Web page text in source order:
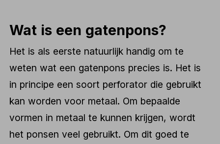
Wat is een gatenpons?
Het is als eerste natuurlijk handig om te
weten wat een gatenpons precies is. Het is
in principe een soort perforator die gebruikt
kan worden voor metaal. Om bepaalde
vormen in metaal te kunnen krijgen, wordt
het ponsen veel gebruikt. Om dit goed te